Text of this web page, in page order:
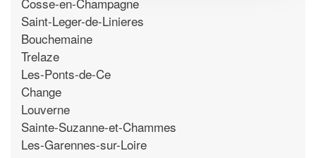
Saint-Leger-de-Linieres
Bouchemaine
Trelaze
Les-Ponts-de-Ce
Change
Louverne
Sainte-Suzanne-et-Chammes
Les-Garennes-sur-Loire